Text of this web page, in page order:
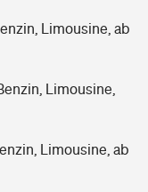
Limousine, ab
Limousine,
Limousine, ab